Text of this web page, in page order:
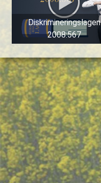
Diskrimineringslagen
2008:567